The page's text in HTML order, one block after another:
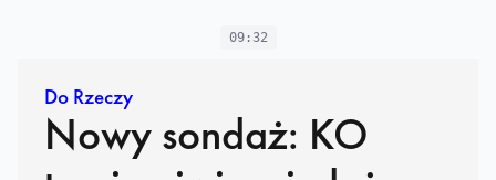
09:32
Do Rzeczy
Nowy sondaż: KO